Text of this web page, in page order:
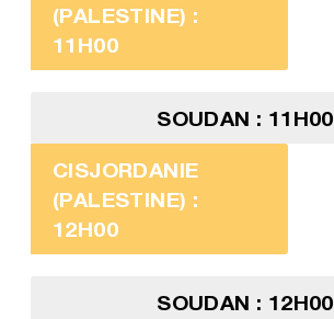
(PALESTINE) :
11H00
SOUDAN : 11H00
CISJORDANIE
(PALESTINE) :
12H00
SOUDAN : 12H00